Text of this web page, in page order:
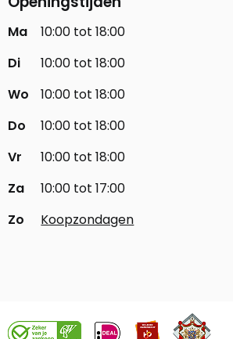
Ma
10:00 tot 18:00
Di
10:00 tot 18:00
Wo
10:00 tot 18:00
Do
10:00 tot 18:00
Vr
10:00 tot 18:00
Za
10:00 tot 17:00
Zo
Koopzondagen